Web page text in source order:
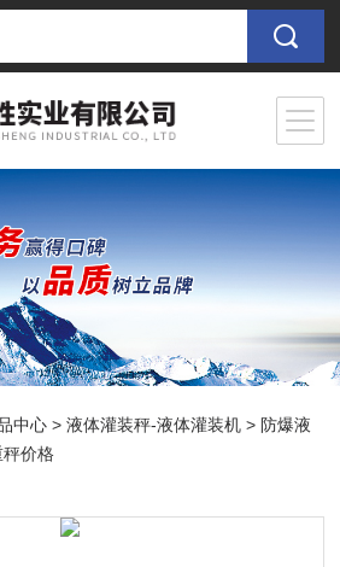
中心 >液体灌装秤-液体灌装机 > 防爆液
价格